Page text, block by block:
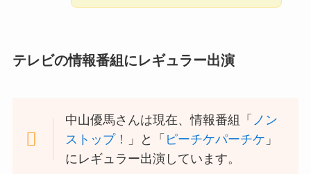
テレビの情報番組にレギュラー出演
中山優馬さんは現在、情報番組「 ノン
ストップ！
」と「 ピーチケパーチケ 」
にレギュラー出演しています。